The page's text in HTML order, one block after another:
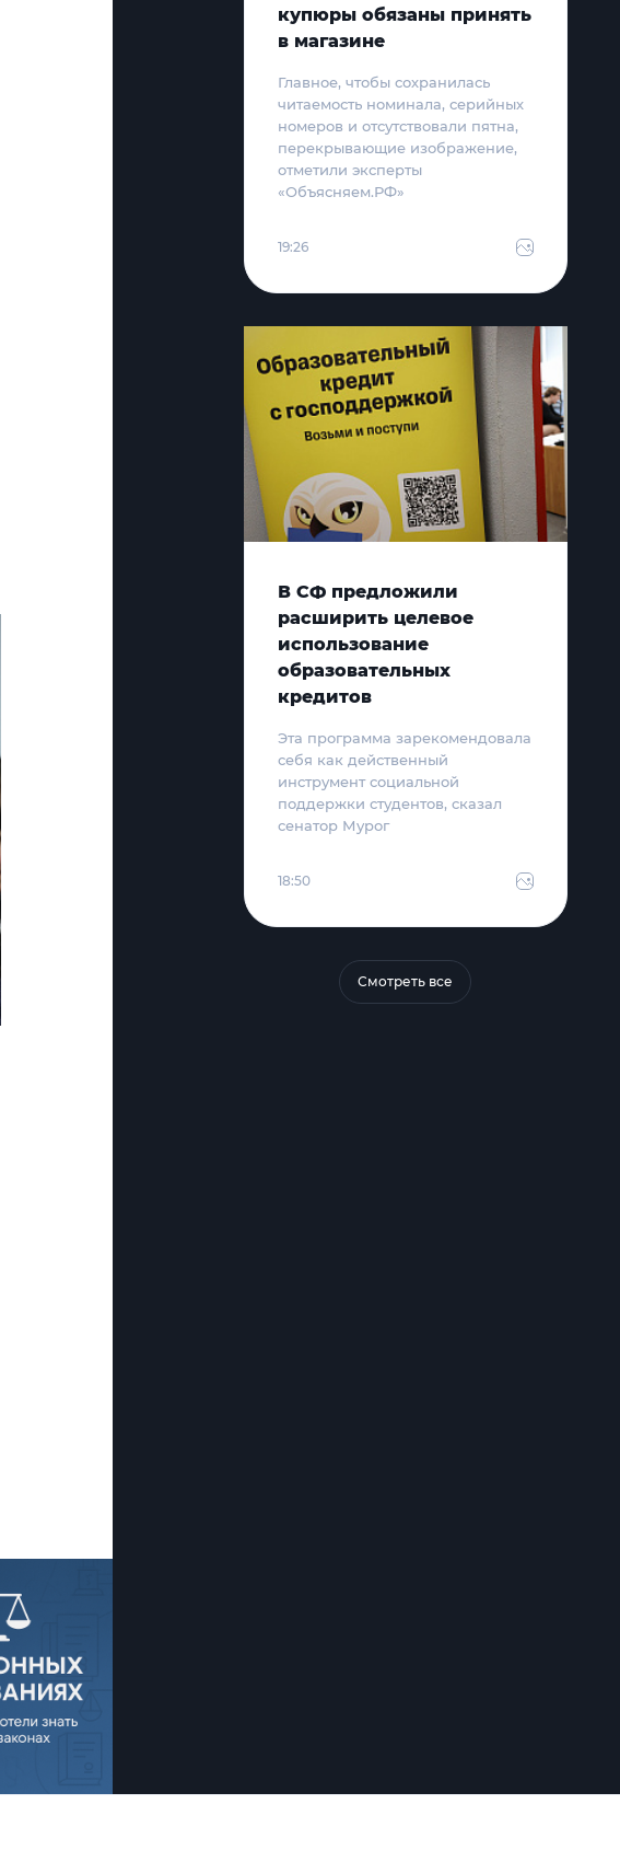
купюры обязаны принять
в магазине
Главное, чтобы сохранилась
читаемость номинала, серийных
номеров и отсутствовали пятна,
перекрывающие изображение,
отметили эксперты
«Объясняем.РФ»
19:26
В СФ предложили
расширить целевое
использование
образовательных
кредитов
Эта программа зарекомендовала
себя как действенный
инструмент социальной
поддержки студентов, сказал
сенатор Мурог
18:50
Смотреть все